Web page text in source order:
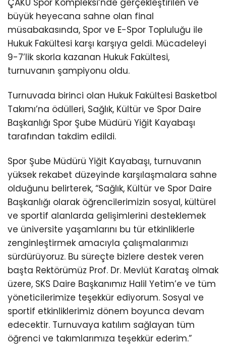
büyük heyecana sahne olan final
müsabakasında, Spor ve E-Spor Topluluğu ile
Hukuk Fakültesi karşı karşıya geldi. Mücadeleyi
9-7’lik skorla kazanan Hukuk Fakültesi,
turnuvanın şampiyonu oldu.
Turnuvada birinci olan Hukuk Fakültesi Basketbol
Takımı’na ödülleri, Sağlık, Kültür ve Spor Daire
Başkanlığı Spor Şube Müdürü Yiğit Kayabaşı
tarafından takdim edildi.
Spor Şube Müdürü Yiğit Kayabaşı, turnuvanın
yüksek rekabet düzeyinde karşılaşmalara sahne
olduğunu belirterek, “Sağlık, Kültür ve Spor Daire
Başkanlığı olarak öğrencilerimizin sosyal, kültürel
ve sportif alanlarda gelişimlerini desteklemek
ve üniversite yaşamlarını bu tür etkinliklerle
zenginleştirmek amacıyla çalışmalarımızı
sürdürüyoruz. Bu süreçte bizlere destek veren
başta Rektörümüz Prof. Dr. Mevlüt Karataş olmak
üzere, SKS Daire Başkanımız Halil Yetim’e ve tüm
yöneticilerimize teşekkür ediyorum. Sosyal ve
sportif etkinliklerimiz dönem boyunca devam
edecektir. Turnuvaya katılım sağlayan tüm
öğrenci ve takımlarımıza teşekkür ederim.”